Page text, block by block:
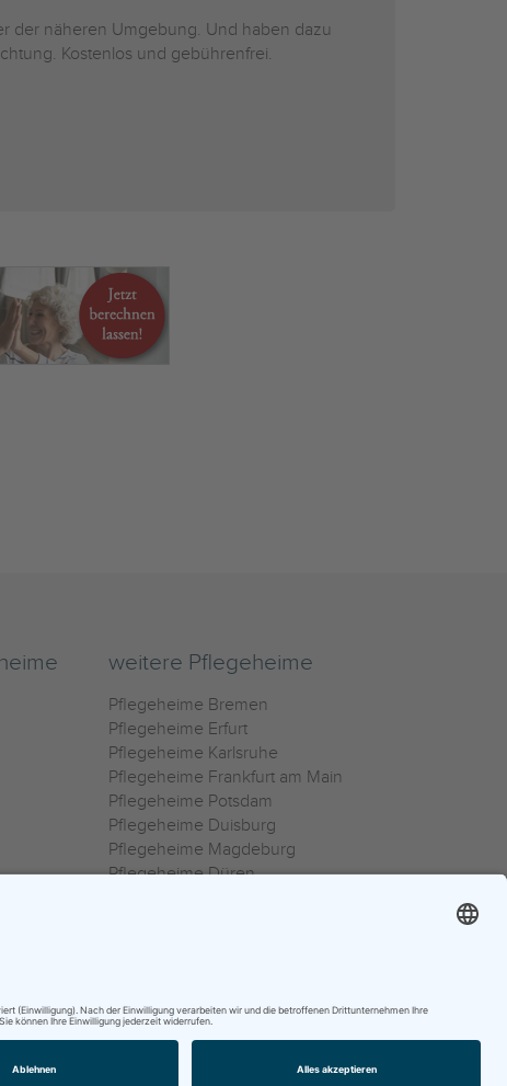
der näheren Umgebung. Und haben dazu
Kostenlos und gebührenfrei.
weitere Pflegeheime
Pflegeheime Bremen
Pflegeheime Erfurt
Pflegeheime Karlsruhe
Pflegeheime Frankfurt am Main
Pflegeheime Potsdam
Pflegeheime Duisburg
Pflegeheime Magdeburg
Pflegeheime Düren
0800 800 666 0